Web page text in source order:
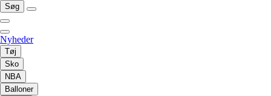
Søg
Nyheder
Tøj
Sko
NBA
Balloner